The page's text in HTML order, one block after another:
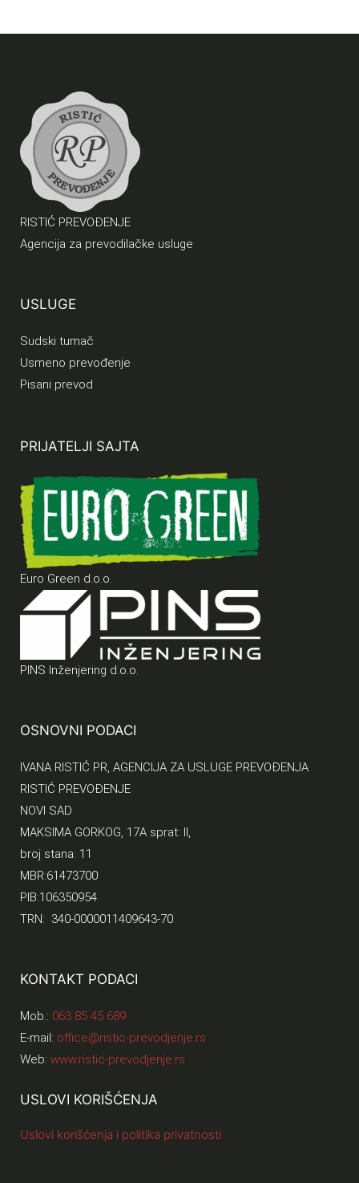
RISTIĆ PREVOĐENJE
Agencija za prevodilačke usluge
USLUGE
Sudski tumač
Usmeno prevođenje
Pisani prevod
PRIJATELJI SAJTA
Euro Green d.o.o.
PINS Inženjering d.o.o.
OSNOVNI PODACI
IVANA RISTIĆ PR, AGENCIJA ZA USLUGE PREVOĐENJA
RISTIĆ PREVOĐENJE
NOVI SAD
MAKSIMA GORKOG, 17A sprat: II,
broj stana: 11
MBR:61473700
PIB:106350954
TRN: 340-0000011409643-70
KONTAKT PODACI
Mob.: 063 85 45 689
E-mail: office@ristic-prevodjenje.rs
Web: www.ristic-prevodjenje.rs
USLOVI KORIŠĆENJA
Uslovi korišćenja i politika privatnosti